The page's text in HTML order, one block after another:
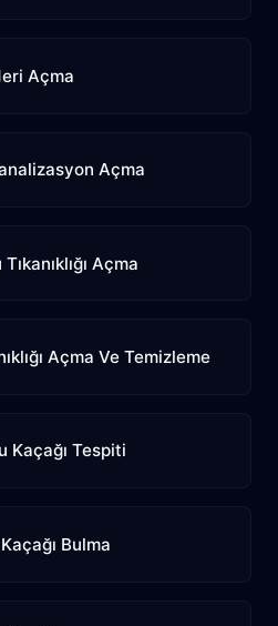
Açma
Açma
Açma
Açma Ve Temizleme
Kaçağı Tespiti
Bulma